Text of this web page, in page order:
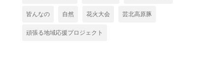
皆んなの 自然 花火大会 芸北高原豚
頑張る地域応援プロジェクト